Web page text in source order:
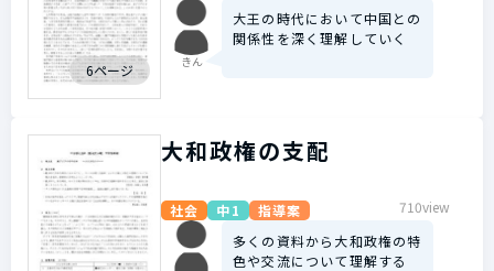
6ページ きん
大王の時代において中国との
関係性を深く理解していく
大和政権の支配
社会 中1 指導案 710view
多くの資料から大和政権の特
色や交流について理解する